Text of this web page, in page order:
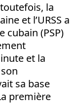
la
et l’URSS a
cubain (PSP)
et la
sa base
première